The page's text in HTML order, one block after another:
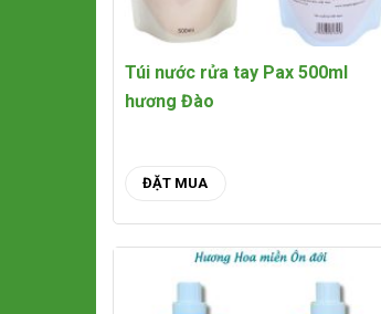
Túi nước rửa tay Pax 500ml
hương Đào
ĐẶT MUA